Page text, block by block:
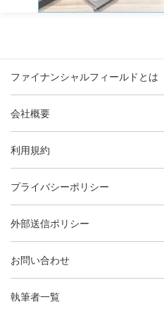
ファイナンシャルフィールドとは
会社概要
利用規約
プライバシーポリシー
外部送信ポリシー
お問い合わせ
執筆者一覧